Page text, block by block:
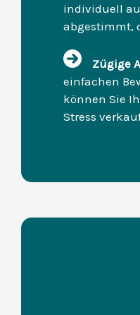
individuell
abgestimmt,
Zügige
einfachen
können Sie
Stress